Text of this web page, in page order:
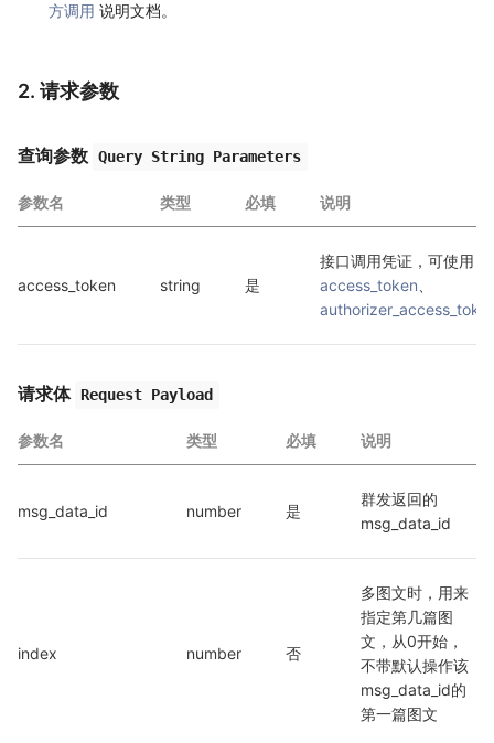
方调用 说明文档。
2. 请求参数
查询参数 Query String Parameters
参数名 类型 必填 说明
access_token string 是
access_token
请求体 Request Payload
参数名 类型 必填 说明
msg_data_id number 是
群发返回的
msg_data_id
index number 否
多图文时，用来
指定第几篇图
文，从0开始，
不带默认操作该
msg_data_id的
第一篇图文